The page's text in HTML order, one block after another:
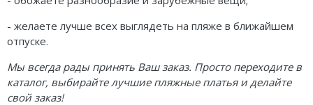
- желаете лучше всех выглядеть на пляже в ближайшем
отпуске.
Мы всегда рады принять Ваш заказ. Просто переходите в
каталог, выбирайте лучшие пляжные платья и делайте
свой заказ!